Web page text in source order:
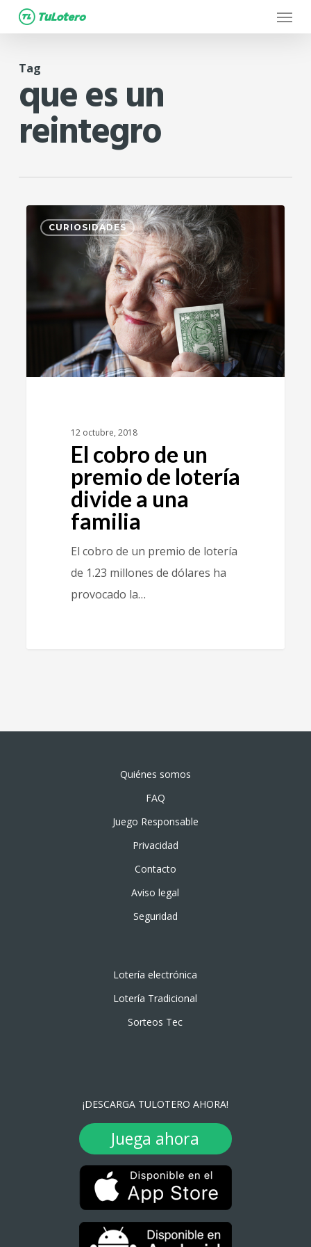
Skip
to
content
Menu
Tag
que es un
reintegro
CURIOSIDADES
12 octubre, 2018
El cobro de un
premio de lotería
divide a una
familia
El cobro de un premio de lotería
de 1.23 millones de dólares ha
provocado la…
4
Quiénes somos
FAQ
Juego Responsable
Privacidad
Contacto
Aviso legal
Seguridad
Lotería electrónica
Lotería Tradicional
Sorteos Tec
¡DESCARGA TULOTERO AHORA!
Juega ahora